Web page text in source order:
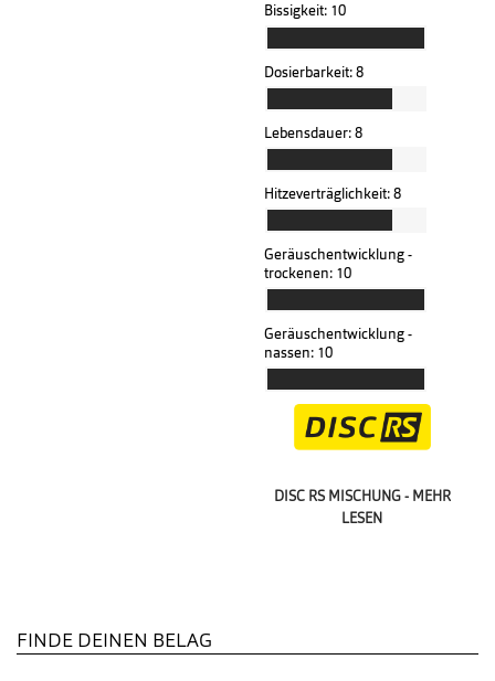
Bissigkeit: 10
Dosierbarkeit:8
Lebensdauer:8
Hitzeverträglichkeit:8
Geräuschentwicklung -
trockenen: 10
Geräuschentwicklung -
nassen: 10
DISC RS MISCHUNG - MEHR
LESEN
FINDE DEINEN BELAG